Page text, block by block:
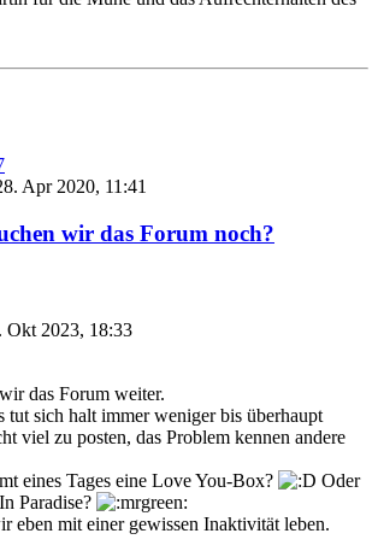
Apr 2020, 11:41
wir das Forum noch?
Okt 2023, 18:33
das Forum weiter.
tut sich halt immer weniger bis überhaupt
viel zu posten, das Problem kennen andere
eines Tages eine Love You-Box?
Oder
Paradise?
eben mit einer gewissen Inaktivität leben.